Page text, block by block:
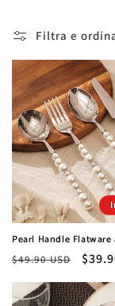
l
l
e
z
i
o
n
e
:
Filtra e
Pearl Handle Flatware
Prezzo
listino
$49.90 USD